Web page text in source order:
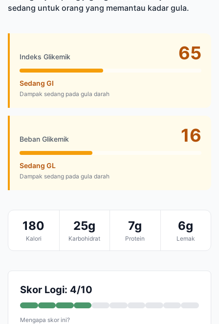
sedang untuk orang yang memantau kadar gula.
Indeks Glikemik 65
Sedang GI
Dampak sedang pada gula darah
Beban Glikemik 16
Sedang GL
Dampak sedang pada gula darah
180
Kalori
25g
Karbohidrat
7g
Protein
6g
Lemak
Skor Logi: 4/10
Mengapa skor ini?